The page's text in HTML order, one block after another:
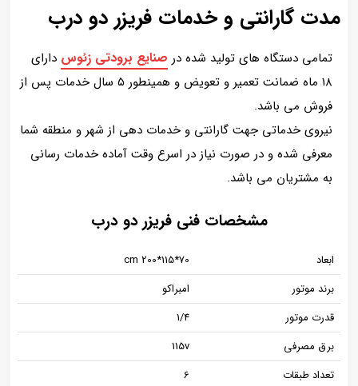
مدت گارانتی و خدمات فریزر دو درب
تمامی دستگاه های تولید شده در صنایع برودتی زئوس دارای
۱۸ ماه ضمانت تعمیر و تعویض و همینطور ۵ سال خدمات پس از
فروش می باشد.
نیروی خدماتی جهت گارانتی و خدمات دهی از شهر و منطقه شما
معرفی شده و در صورت نیاز در اسرع وقت آماده خدمات رسانی
به مشتریان می باشد.
مشخصات فنی فریزر دو درب
ابعاد
70*115*cm 200
برند موتور
امبراکو
قدرت موتور
1/4
برق مصرفی
115v
تعداد طبقات
6